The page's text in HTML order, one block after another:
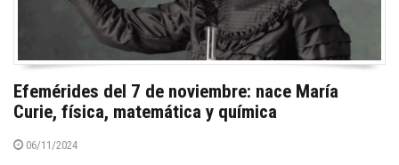
Efemérides del 7 de noviembre: nace María
Curie, física, matemática y química
06/11/2024